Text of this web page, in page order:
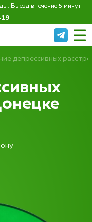
Выезд в течение 5 минут
19
депрессивных